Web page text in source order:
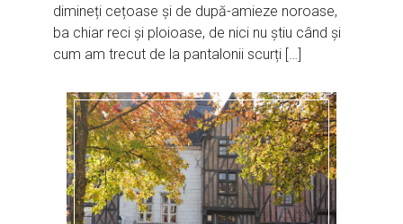
dimineți cețoase și de după-amieze noroase,
ba chiar reci și ploioase, de nici nu știu când și
cum am trecut de la pantalonii scurți […]